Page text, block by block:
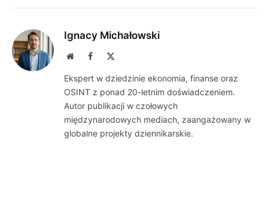
Ignacy Michałowski
WebsiteFacebook
Ekspert w dziedzinie ekonomia, finanse oraz
OSINT z ponad 20-letnim doświadczeniem.
Autor publikacji w czołowych
międzynarodowych mediach, zaangażowany w
globalne projekty dziennikarskie.